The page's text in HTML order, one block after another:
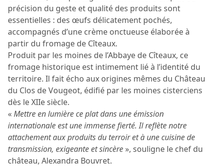
précision du geste et qualité des produits sont
essentielles : des œufs délicatement pochés,
accompagnés d’une crème onctueuse élaborée à
partir du fromage de Cîteaux.
Produit par les moines de l’Abbaye de Cîteaux, ce
fromage historique est intimement lié à l’identité du
territoire. Il fait écho aux origines mêmes du Château
du Clos de Vougeot, édifié par les moines cisterciens
dès le XIIe siècle.
«Mettre en lumière ce plat dans une émission
internationale est une immense fierté. Il reflète notre
attachement aux produits du terroir et à une cuisine de
transmission, exigeante et sincère », souligne le chef du
château, Alexandra Bouvret.